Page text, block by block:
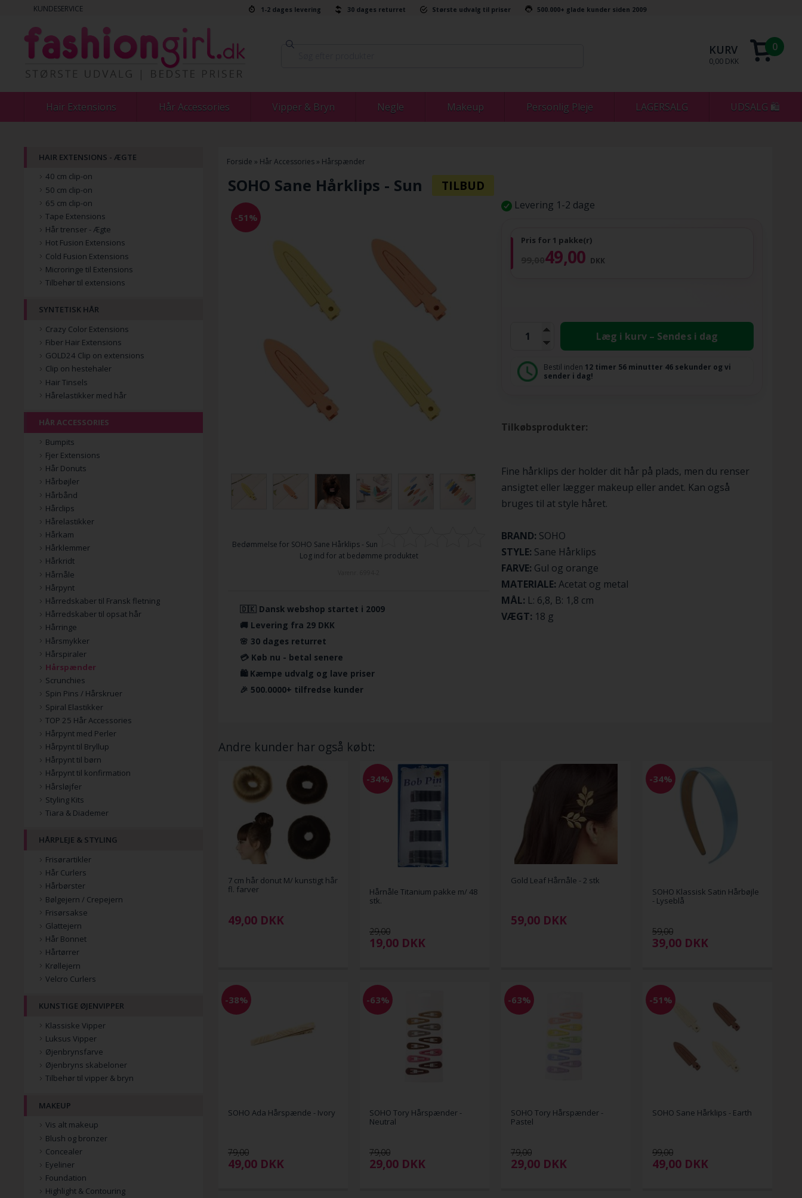
KUNDESERVICE 1-2 dages levering 30 dages returret Største udvalg til priser 500.000+ glade kunder siden 2009
KURV
0,00 DKK
0
Hair Extensions Hår Accessories Vipper & Bryn Negle Makeup Personlig Pleje LAGERSALG UDSALG 🛍
Forside » Hår Accessories» Hårspænder
SOHO Sane Hårklips - Sun
-51%
Bedømmelse for SOHO Sane Hårklips - Sun
Log ind for at bedømme produktet
🇩🇰 Dansk webshop startet i 2009
🚚 Levering fra 29 DKK
🌸 30 dages returret
💳 Køb nu - betal senere
🛍️ Kæmpe udvalg og lave priser
🎉 500.0000+ tilfredse kunder
Levering 1-2 dage
Pris for 1 pakke(r)
49,00 DKK
Læg i kurv – Sendes i dag
Bestil inden 12 timer 56 minutter 46 sekunder og vi
sender i dag!
Tilkøbsprodukter:
Fine hårklips der holder dit hår på plads, men du renser
ansigtet eller lægger makeup eller andet. Kan også
bruges til at style håret.
BRAND: SOHO
STYLE: Sane Hårklips
FARVE: Gul og orange
MATERIALE: Acetat og metal
MÅL: L: 6,8, B: 1,8 cm
VÆGT: 18 g
Andre kunder har også købt:
7 cm hår donut M/ kunstigt hår
fl. farver
49,00 DKK
-34%
Hårnåle Titanium pakke m/ 48
stk.
29,00
19,00 DKK
Gold Leaf Hårnåle - 2 stk
59,00 DKK
-34%
SOHO Klassisk Satin Hårbøjle
- Lyseblå
59,00
39,00 DKK
-38%
SOHO Ada Hårspænde - Ivory
79,00
49,00 DKK
-63%
SOHO Tory Hårspænder -
Neutral
79,00
29,00 DKK
-63%
SOHO Tory Hårspænder -
Pastel
79,00
29,00 DKK
-51%
SOHO Sane Hårklips - Earth
99,00
49,00 DKK
HAIR EXTENSIONS - ÆGTE
40 cm clip-on
50 cm clip-on
65 cm clip-on
Tape Extensions
Hår trenser - Ægte
Hot Fusion Extensions
Cold Fusion Extensions
Microringe til Extensions
Tilbehør til extensions
SYNTETISK HÅR
Crazy Color Extensions
Fiber Hair Extensions
GOLD24 Clip on extensions
Clip on hestehaler
Hair Tinsels
Hårelastikker med hår
HÅR ACCESSORIES
Bumpits
Fjer Extensions
Hår Donuts
Hårbøjler
Hårbånd
Hårclips
Hårelastikker
Hårkam
Hårklemmer
Hårkridt
Hårnåle
Hårpynt
Hårredskaber til Fransk fletning
Hårredskaber til opsat hår
Hårringe
Hårsmykker
Hårspiraler
Hårspænder
Scrunchies
Spin Pins / Hårskruer
Spiral Elastikker
TOP 25 Hår Accessories
Hårpynt med Perler
Hårpynt til Bryllup
Hårpynt til børn
Hårpynt til konfirmation
Hårsløjfer
Styling Kits
Tiara & Diademer
HÅRPLEJE & STYLING
Frisørartikler
Hår Curlers
Hårbørster
Bølgejern / Crepejern
Frisørsakse
Glattejern
Hår Bonnet
Hårtørrer
Krøllejern
Velcro Curlers
KUNSTIGE ØJENVIPPER
Klassiske Vipper
Luksus Vipper
Øjenbrynsfarve
Øjenbryns skabeloner
Tilbehør til vipper & bryn
MAKEUP
Vis alt makeup
Blush og bronzer
Concealer
Eyeliner
Foundation
Highlight & Contouring